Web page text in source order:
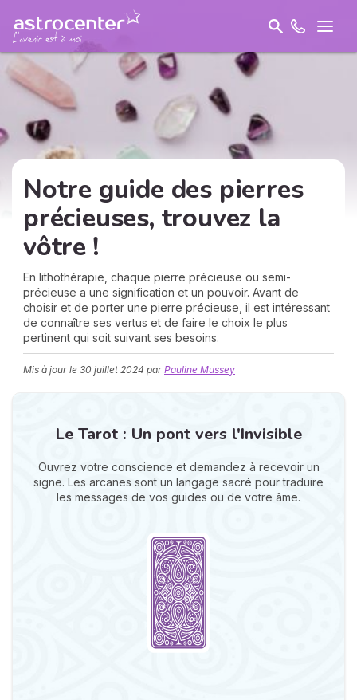
Notre guide des pierres
précieuses, trouvez la
vôtre !
En lithothérapie, chaque pierre précieuse ou semi-
précieuse a une signification et un pouvoir. Avant de
choisir et de porter une pierre précieuse, il est intéressant
de connaître ses vertus et de faire le choix le plus
pertinent qui soit suivant ses besoins.
Mis à jour le 30 juillet 2024 par Pauline Mussey
Le Tarot : Un pont vers l'Invisible
Ouvrez votre conscience et demandez à recevoir un
signe. Les arcanes sont un langage sacré pour traduire
les messages de vos guides ou de votre âme.